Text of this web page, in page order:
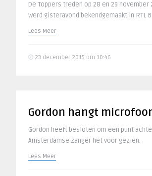
De Toppers treden op 28 en 29
werd gisteravond bekendgemaakt in RTL
Lees Meer
23 december 2015 om 10:46
Gordon hangt
Gordon heeft besloten om een punt
Amsterdamse zanger het voor gezien.
Lees Meer